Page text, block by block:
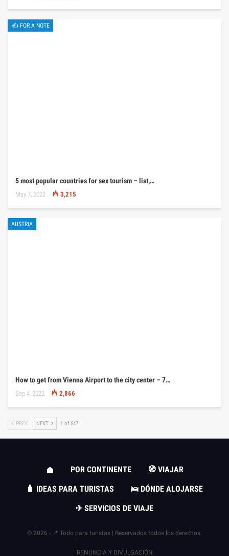
✍ FOR A NOTE
5 most popular countries for sex tourism – list,…
May 7, 2022 3,215
AUSTRIA
How to get from Vienna Airport to the city center – 7…
Sep 4, 2022 2,866
PREV NEXT 1 of 647
POR CONTINENTE
🧭 VIAJAR
🧳 IDEAS PARA TURISTAS
🛌 DÓNDE ALOJARSE
✈ SERVICIOS DE VIAJE
© 2026 - 📍 Todo para turistas | Reservados todos los derechos.
RENUNCIA Y DIVULGACIÓN